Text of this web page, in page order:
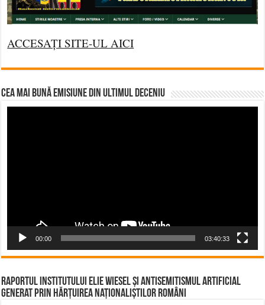
ACCESAȚI SITE-UL AICI
CEA MAI BUNĂ EMISIUNE DIN ULTIMUL DECENIU
00:00 03:40:33
Raportul Institutului Elie Wiesel și Antisemitismul Artificial
Generat prin Hărțuirea Naționaliștilor Români